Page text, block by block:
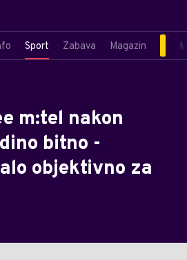
Sport Zabava Magazin
m:tel nakon
bitno -
objektivno za